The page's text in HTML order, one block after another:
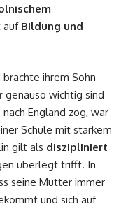
auf Bildung und
ihrem Sohn
genauso wichtig sind
England zog, war
Schule mit starkem
gilt als diszipliniert
überlegt trifft. In
seine Mutter immer
und sich auf